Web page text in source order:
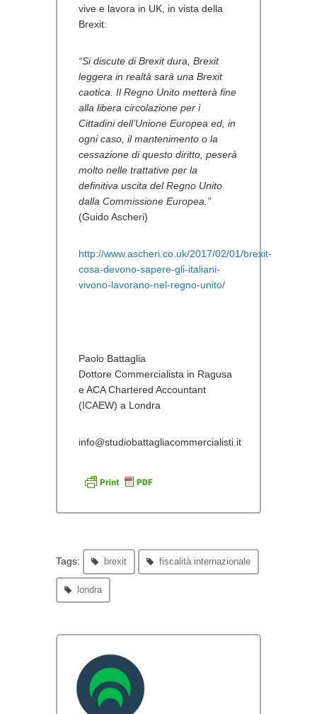
vive e lavora in UK, in vista della
Brexit:
“Si discute di Brexit dura, Brexit
leggera in realtà sarà una Brexit
caotica. Il Regno Unito metterà fine
alla libera circolazione per i
Cittadini dell’Unione Europea ed, in
ogni caso, il mantenimento o la
cessazione di questo diritto, peserà
molto nelle trattative per la
definitiva uscita del Regno Unito
dalla Commissione Europea.”
(Guido Ascheri)
http://www.ascheri.co.uk/2017/02/01/brexit-
cosa-devono-sapere-gli-italiani-
vivono-lavorano-nel-regno-unito/
Paolo Battaglia
Dottore Commercialista in Ragusa
e ACA Chartered Accountant
(ICAEW) a Londra
info@studiobattagliacommercialisti.it
Tags: brexit fiscalità internazionale
londra